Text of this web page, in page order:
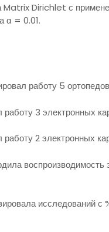
Matrix Dirichlet с
α = 0.01.
работу 5
3 электронных
2 электронных
исследований с